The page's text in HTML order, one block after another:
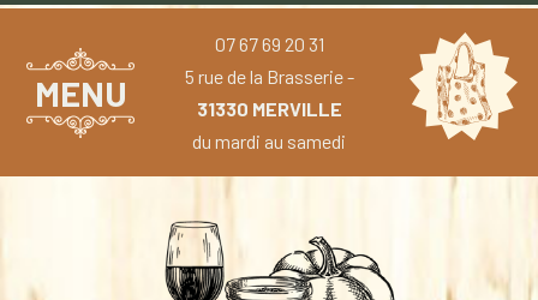
MENU
07 67 69 20 31
5 rue de la Brasserie -
31330 MERVILLE
du mardi au samedi